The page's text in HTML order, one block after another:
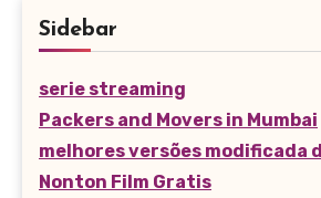
Sidebar
serie streaming
Packers and Movers in Mumbai
melhores versões modificada
Nonton Film Gratis